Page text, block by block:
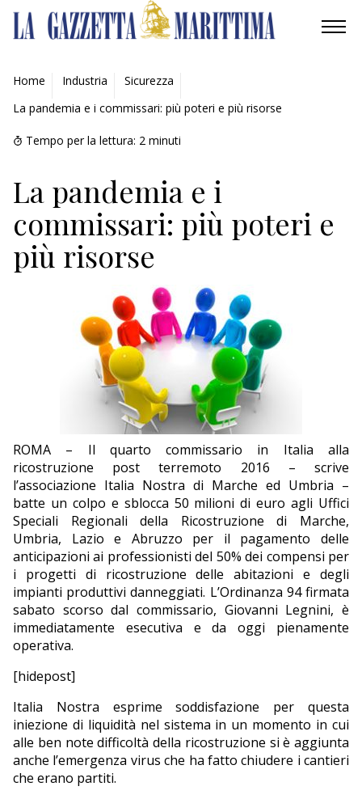
AMBIENTE
MOBILITÀ
INDUSTRIA
RICERCA
ECONOMIA
TURISMO
Home Industria
Sicurezza
La pandemia e i commissari: più poteri e più risorse
Tempo per la lettura: 2 minuti
La pandemia e i
commissari: più poteri e
più risorse
ROMA – Il quarto commissario in Italia alla
ricostruzione post terremoto 2016 – scrive
l’associazione Italia Nostra di Marche ed Umbria –
batte un colpo e sblocca 50 milioni di euro agli Uffici
Speciali Regionali della Ricostruzione di Marche,
Umbria, Lazio e Abruzzo per il pagamento delle
anticipazioni ai professionisti del 50% dei compensi per
i progetti di ricostruzione delle abitazioni e degli
impianti produttivi danneggiati. L’Ordinanza 94 firmata
sabato scorso dal commissario, Giovanni Legnini, è
immediatamente esecutiva e da oggi pienamente
operativa.
[hidepost]
Italia Nostra esprime soddisfazione per questa
iniezione di liquidità nel sistema in un momento in cui
alle ben note difficoltà della ricostruzione si è aggiunta
anche l’emergenza virus che ha fatto chiudere i cantieri
che erano partiti.